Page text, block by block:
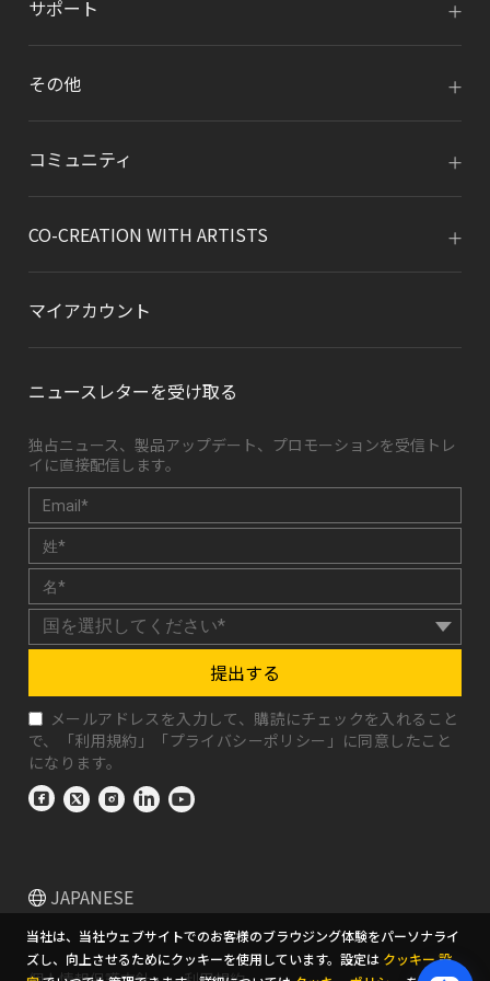
サポート
その他
コミュニティ
CO-CREATION WITH ARTISTS
マイアカウント
ニュースレターを受け取る
独占ニュース、製品アップデート、プロモーションを受信トレ
イに直接配信します。
提出する
メールアドレスを入力して、購読にチェックを入れること
で、「利用規約 」「プライバシーポリシー 」に同意したこと
になります。
JAPANESE
当社は、当社ウェブサイトでのお客様のブラウジング体験をパーソナライ
ズし、向上させるためにクッキーを使用しています。設定は クッキー 設